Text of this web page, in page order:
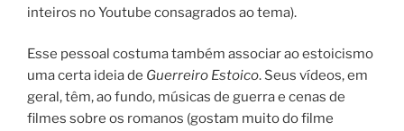
inteiros no Youtube consagrados ao tema).
Esse pessoal costuma também associar ao estoicismo
uma certa ideia de Guerreiro Estoico. Seus vídeos, em
geral, têm, ao fundo, músicas de guerra e cenas de
filmes sobre os romanos (gostam muito do filme